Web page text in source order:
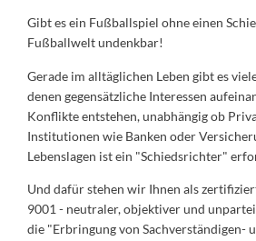
Gibt es ein Fußballspiel ohne einen
Fußballwelt undenkbar!
Gerade im alltäglichen Leben gibt es
denen gegensätzliche Interessen
Konflikte entstehen, unabhängig ob
Institutionen wie Banken oder
Lebenslagen ist ein "Schiedsrichter"
Und dafür stehen wir Ihnen als
9001 - neutraler, objektiver und
die "Erbringung von Sachverständigen-